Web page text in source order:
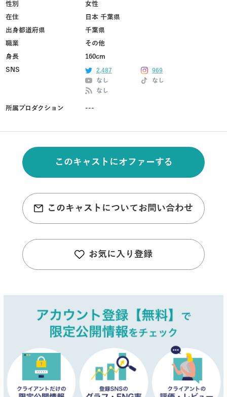
性別
女性
在住
日本 千葉県
出身都道府県
千葉県
職業
その他
身長
160cm
SNS
2,487
969
なし
なし
なし
所属プロダクション ---
このキャストにオファーする
このキャストについてお問い合わせ
お気に入り登録